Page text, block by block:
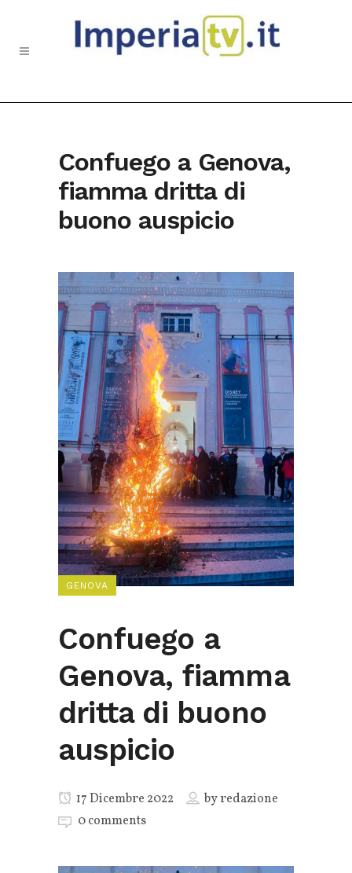
Confuego a Genova,
fiamma dritta di
buono auspicio
GENOVA
Confuego a
Genova, fiamma
dritta di buono
auspicio
17 Dicembre 2022 byredazione
0 comments